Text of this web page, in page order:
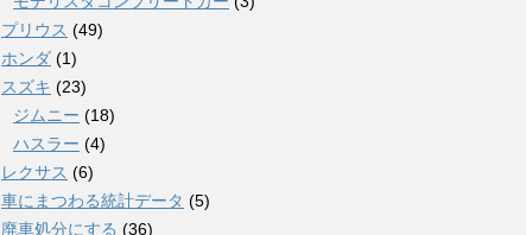
プリウス (49)
ホンダ (1)
スズキ (23)
ジムニー (18)
ハスラー (4)
レクサス (6)
車にまつわる統計データ (5)
廃車処分にする (36)